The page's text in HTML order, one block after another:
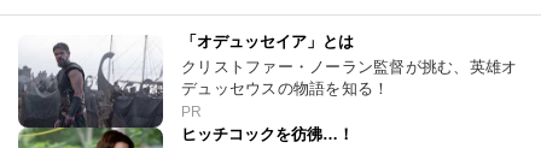
「オデュッセイア」とは
クリストファー・ノーラン監督が挑む、英雄オ
デュッセウスの物語を知る！
PR
ヒッチコックを彷彿…！